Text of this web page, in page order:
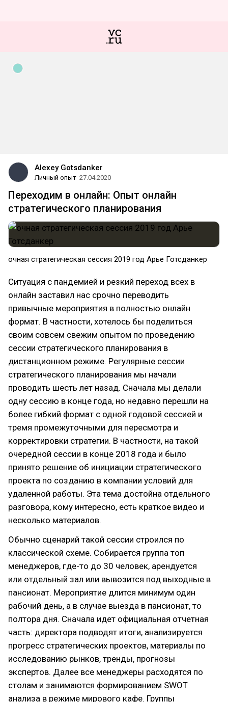
Alexey Gotsdanker
Личный опыт 27.04.2020
Переходим в онлайн: Опыт онлайн
стратегического планирования
​очная стратегическая сессия 2019 год Арье Готсданкер
Ситуация с пандемией и резкий переход всех в
онлайн заставил нас срочно переводить
привычные мероприятия в полностью онлайн
формат. В частности, хотелось бы поделиться
своим совсем свежим опытом по проведению
сессии стратегического планирования в
дистанционном режиме. Регулярные сессии
стратегического планирования мы начали
проводить шесть лет назад. Сначала мы делали
одну сессию в конце года, но недавно перешли на
более гибкий формат с одной годовой сессией и
тремя промежуточными для пересмотра и
корректировки стратегии. В частности, на такой
очередной сессии в конце 2018 года и было
принято решение об инициации стратегического
проекта по созданию в компании условий для
удаленной работы. Эта тема достойна отдельного
разговора, кому интересно, есть краткое видео и
несколько материалов.
Обычно сценарий такой сессии строился по
классической схеме. Собирается группа топ
менеджеров, где-то до 30 человек, арендуется
или отдельный зал или вывозится под выходные в
пансионат. Мероприятие длится минимум один
рабочий день, а в случае выезда в пансионат, то
полтора дня. Сначала идет официальная отчетная
часть: директора подводят итоги, анализируется
прогресс стратегических проектов, материалы по
исследованию рынков, тренды, прогнозы
экспертов. Далее все менеджеры расходятся по
столам и занимаются формированием SWOT
анализа в режиме мирового кафе. Группы